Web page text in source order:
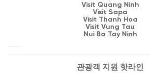
Visit Quang Ninh
Visit Sapa
Visit Thanh Hoa
Visit Vung Tau
Nui Ba Tay Ninh
관광객 지원 핫라인